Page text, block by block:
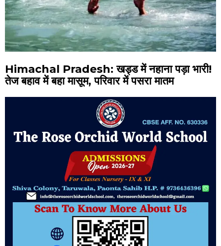
Himachal Pradesh: खड्ड में नहाना पड़ा भारी!
तेज बहाव में बहा मासूम, परिवार में पसरा मातम